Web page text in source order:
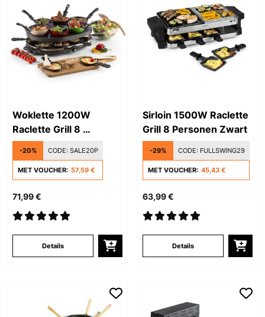
Woklette 1200W
Raclette Grill 8 ​
Personen Zwart
-20% CODE: SALE20P
MET VOUCHER: 57,59 €
71,99 €
Details
Sirloin 1500W Raclette
Grill 8 ​Personen Zwart
-29% CODE: FULLSWING29
MET VOUCHER: 45,43 €
63,99 €
Details